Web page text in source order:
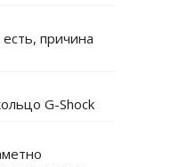
причина
G-Shock